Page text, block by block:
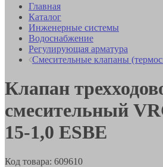
Главная
Каталог
Инженерные системы
Водоснабжение
Регулирующая арматура
Смесительные клапаны
Клапан
смесительный
15-1,0 ESBE
Код товара: 609610